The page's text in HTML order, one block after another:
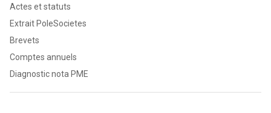
Actes et statuts
Extrait PoleSocietes
Brevets
Comptes annuels
Diagnostic nota PME